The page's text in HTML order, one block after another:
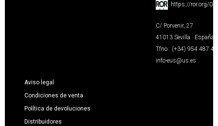
: https://ror.org/
C/ Porvenir, 27
41013 Sevilla · España
Tfno.: (+34) 954 487
info-eus@us.es
Aviso legal
Condiciones de venta
Política de devoluciones
Distribuidores